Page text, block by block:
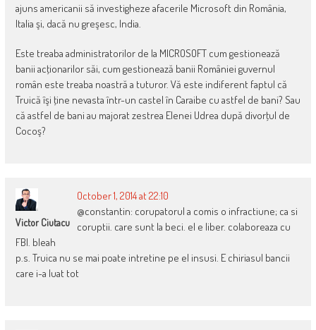
ajuns americanii să investigheze afacerile Microsoft din România,
Italia şi, dacă nu greşesc, India.
Este treaba administratorilor de la MICROSOFT cum gestionează
banii acţionarilor săi, cum gestionează banii României guvernul
român este treaba noastră a tuturor. Vă este indiferent faptul că
Truică îşi ţine nevasta într-un castel în Caraibe cu astfel de bani? Sau
că astfel de bani au majorat zestrea Elenei Udrea după divorţul de
Cocoş?
Victor Ciutacu
October 1, 2014 at 22:10
@constantin: corupatorul a comis o infractiune; ca si
coruptii. care sunt la beci. el e liber. colaboreaza cu
FBI. bleah
p.s. Truica nu se mai poate intretine pe el insusi. E chiriasul bancii
care i-a luat tot